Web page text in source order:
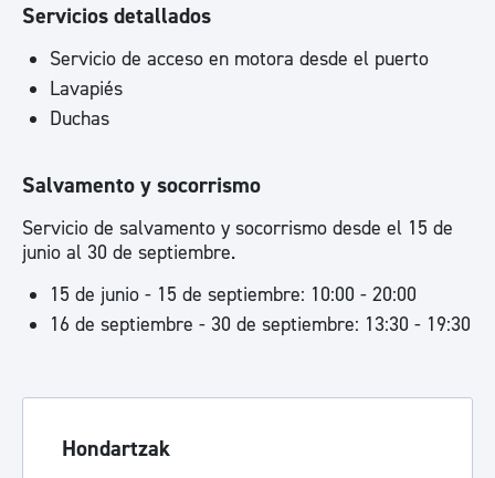
Servicios detallados
Servicio de acceso en motora desde el puerto
Lavapiés
Duchas
Salvamento y socorrismo
Servicio de salvamento y socorrismo desde el 15 de
junio al 30 de septiembre.
15 de junio - 15 de septiembre: 10:00 - 20:00
16 de septiembre - 30 de septiembre: 13:30 - 19:30
Hondartzak